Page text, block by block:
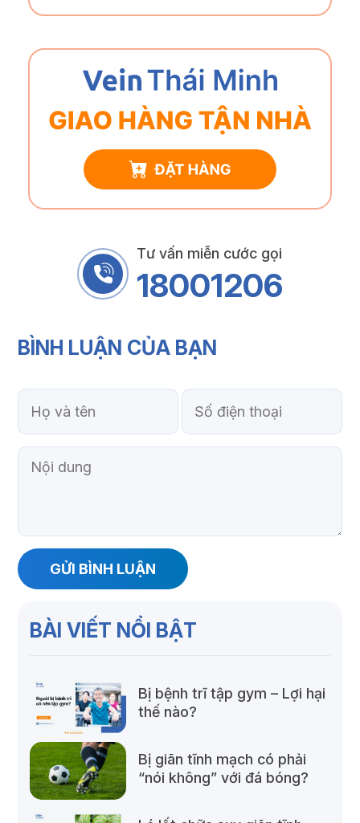
Tư vấn miễn cước gọi
18001206
BÌNH LUẬN CỦA BẠN
BÀI VIẾT NỔI BẬT
Bị bệnh trĩ tập gym – Lợi hại
thế nào?
Bị giãn tĩnh mạch có phải
“nói không” với đá bóng?